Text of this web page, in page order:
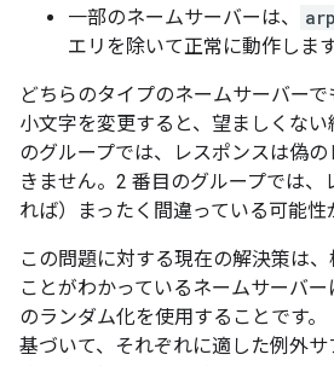
一部のネームサーバーは、
エリを除いて正常に動作します
どちらのタイプのネームサーバー
小文字を変更すると、望ましくな
のグループでは、レスポンスは偽
きません。2 番目のグループでは、
れば）まったく間違っている可能性
この問題に対する現在の解決策は
ことがわかっているネームサーバ
のランダム化を使用することです
基づいて、それぞれに適した例外